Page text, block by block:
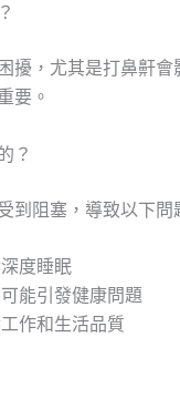
擾，尤其是打鼻鼾
要。
？
到阻塞，導致以下問
度睡眠
能引發健康問題
作和生活品質